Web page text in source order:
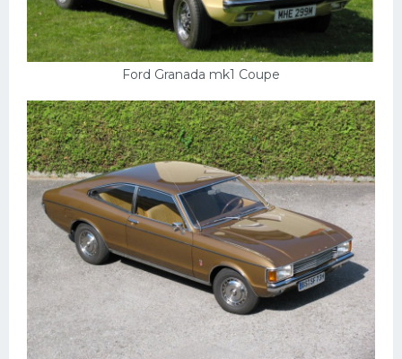
Ford Granada mk1 Coupe
Велосипеды
Рено
Прогулочные суда
Хендай
Лимузины
Камаз
Автобусы
Хонда
Грузовики
Шевроле
УАЗ